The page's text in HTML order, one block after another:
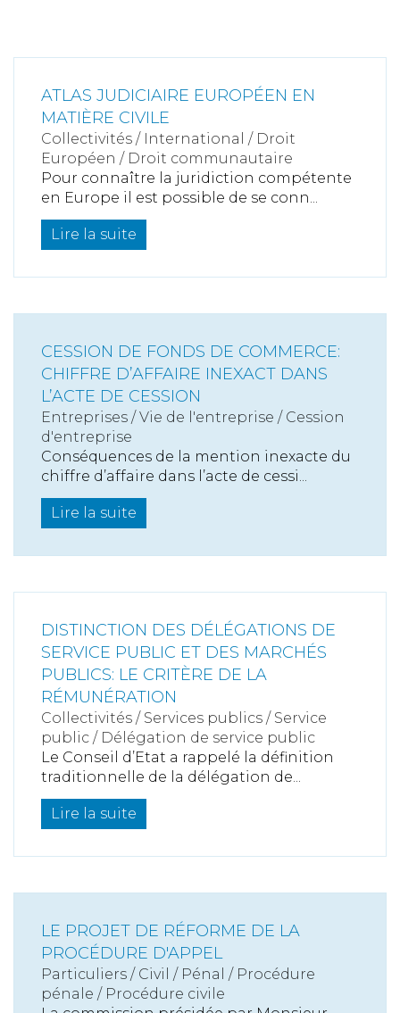
ATLAS JUDICIAIRE EUROPÉEN EN
MATIÈRE CIVILE
Collectivités / International / Droit
Européen / Droit communautaire
Pour connaître la juridiction compétente
en Europe il est possible de se conn...
Lire la suite
CESSION DE FONDS DE COMMERCE:
CHIFFRE D’AFFAIRE INEXACT DANS
L’ACTE DE CESSION
Entreprises /Vie de l'entreprise / Cession
d'entreprise
Conséquences de la mention inexacte du
chiffre d’affaire dans l’acte de cessi...
Lire la suite
DISTINCTION DES DÉLÉGATIONS DE
SERVICE PUBLIC ET DES MARCHÉS
PUBLICS: LE CRITÈRE DE LA
RÉMUNÉRATION
Collectivités / Services publics / Service
public / Délégation de service public
Le Conseil d’Etat a rappelé la définition
traditionnelle de la délégation de...
Lire la suite
LE PROJET DE RÉFORME DE LA
PROCÉDURE D'APPEL
Particuliers / Civil / Pénal / Procédure
pénale / Procédure civile